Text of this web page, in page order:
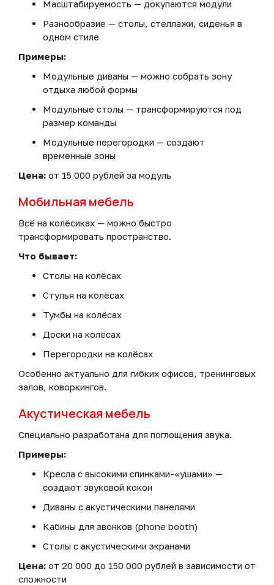
Масштабируемость — докупаются модули
Разнообразие — столы, стеллажи, сиденья в
одном стиле
Примеры:
Модульные диваны — можно собрать зону
отдыха любой формы
Модульные столы — трансформируются под
размер команды
Модульные перегородки — создают
временные зоны
Цена: от 15 000 рублей за модуль
Мобильная мебель
Всё на колёсиках — можно быстро
трансформировать пространство.
Что бывает:
Столы на колёсах
Стулья на колёсах
Тумбы на колёсах
Доски на колёсах
Перегородки на колёсах
Особенно актуально для гибких офисов, тренинговых
залов, коворкингов.
Акустическая мебель
Специально разработана для поглощения звука.
Примеры:
Кресла с высокими спинками-«ушами» —
создают звуковой кокон
Диваны с акустическими панелями
Кабины для звонков (phone booth)
Столы с акустическими экранами
Цена: от 20 000 до 150 000 рублей в зависимости от
сложности